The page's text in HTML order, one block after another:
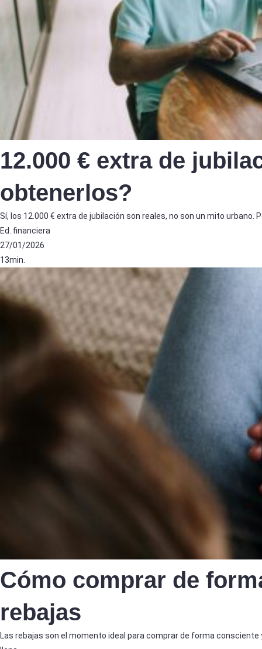
12.000 € extra de
obtenerlos?
Sí, los 12.000 € extra de jubilación son reales, no son un mito
Ed. financiera
27/01/2026
13min.
Cómo comprar de
rebajas
Las rebajas son el momento ideal para comprar de forma